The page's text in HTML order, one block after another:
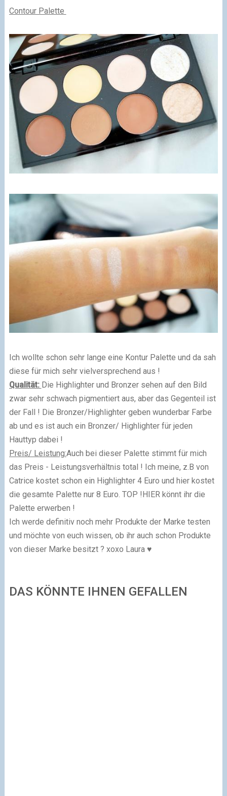
Contour Palette
Ich wollte schon sehr lange eine Kontur Palette und da sah
diese für mich sehr vielversprechend aus !
Qualität: Die Highlighter und Bronzer sehen auf den Bild
zwar sehr schwach pigmentiert aus, aber das Gegenteil ist
der Fall ! Die Bronzer/Highlighter geben wunderbar Farbe
ab und es ist auch ein Bronzer/ Highlighter für jeden
Hauttyp dabei !
Preis/ Leistung:Auch bei dieser Palette stimmt für mich
das Preis - Leistungsverhältnis total ! Ich meine, z.B von
Catrice kostet schon ein Highlighter 4 Euro und hier kostet
die gesamte Palette nur 8 Euro. TOP !HIER könnt ihr die
Palette erwerben !
Ich werde definitiv noch mehr Produkte der Marke testen
und möchte von euch wissen, ob ihr auch schon Produkte
von dieser Marke besitzt ? xoxo Laura ♥
DAS KÖNNTE IHNEN GEFALLEN